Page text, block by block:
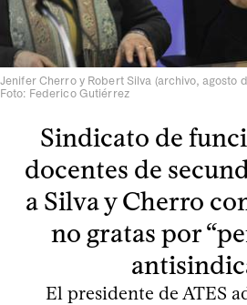
Jenifer Cherro y Robert Silva (archivo, agosto
Foto: Federico Gutiérrez
Sindicato de
docentes de
a Silva y Cherro
no gratas por
El presidente de ATES